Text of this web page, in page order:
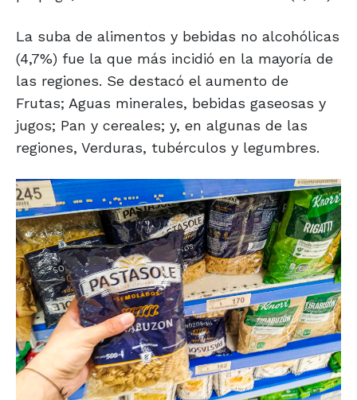
La suba de alimentos y bebidas no alcohólicas
(4,7%) fue la que más incidió en la mayoría de
las regiones. Se destacó el aumento de
Frutas; Aguas minerales, bebidas gaseosas y
jugos; Pan y cereales; y, en algunas de las
regiones, Verduras, tubérculos y legumbres.